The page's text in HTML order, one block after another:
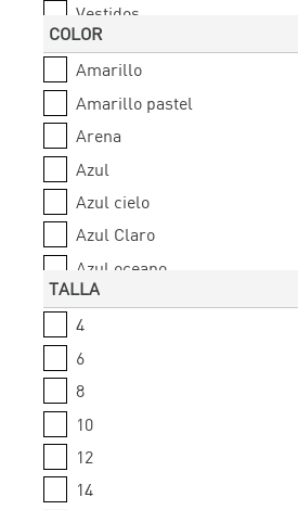
Vestidos
Camibuzos
Chaquetas
Bermudas
COLOR
Amarillo
Amarillo pastel
Arena
Azul
Azul cielo
Azul Claro
Azul oceano
Azul oscuro
Azul petroleo
Azul rey
TALLA
4
6
8
10
12
14